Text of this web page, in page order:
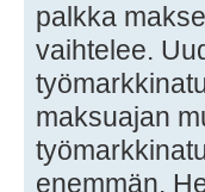
palkka
vaihtelee.
maksuajan
enemmän.